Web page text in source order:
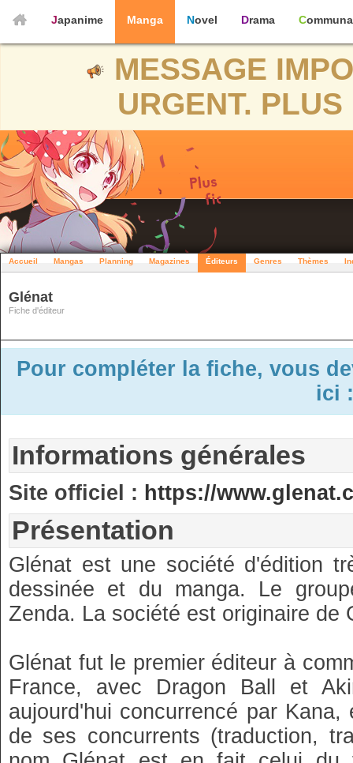
Japanime Manga Novel Drama
MESSAGE
URGENT.
Accueil Mangas Planning Magazines Éditeurs Genres Thèmes
Glénat
Fiche d'éditeur
Pour compléter la fiche, vous
ici
Informations générales
Site officiel : https://
Présentation
Glénat est une société d'édition
dessinée et du manga. Le
Zenda. La société est originaire de
Glénat fut le premier éditeur à
France, avec Dragon Ball et
aujourd'hui concurrencé par
de ses concurrents (traduction,